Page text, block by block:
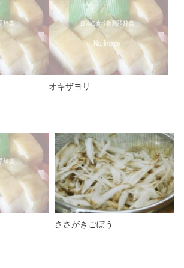
オキザヨリ
ささがきごぼう